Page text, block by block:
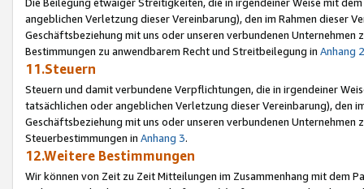
angeblichen Verletzung dieser Vereinbarung), den im Rahmen dieser
Geschäftsbeziehung mit uns oder unseren verbundenen
Bestimmungen zu anwendbarem Recht und Streitbeilegung in Anhang 2
11.Steuern
Steuern und damit verbundene Verpflichtungen, die in irgendeiner
tatsächlichen oder angeblichen Verletzung dieser Vereinbarung), den
Geschäftsbeziehung mit uns oder unseren verbundenen
Steuerbestimmungen in Anhang 3.
12.Weitere Bestimmungen
Wir können von Zeit zu Zeit Mitteilungen im Zusammenhang mit dem